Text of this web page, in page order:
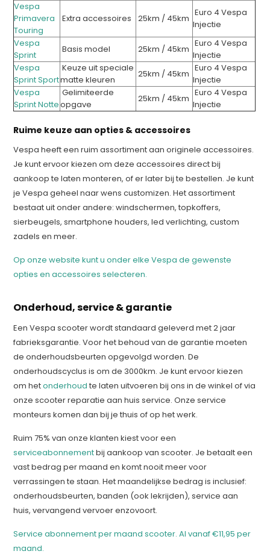
Vespa
Primavera
Touring
Extra accessoires 25km / 45km
Euro 4 Vespa
Injectie
Vespa
Sprint
Basis model 25km / 45km
Euro 4 Vespa
Injectie
Vespa
Sprint Sport
Keuze uit speciale
matte kleuren
25km / 45km
Euro 4 Vespa
Injectie
Vespa
Sprint Notte
Gelimiteerde
opgave
25km / 45km
Euro 4 Vespa
Injectie
Ruime keuze aan opties & accessoires
Vespa heeft een ruim assortiment aan originele accessoires.
Je kunt ervoor kiezen om deze accessoires direct bij
aankoop te laten monteren, of er later bij te bestellen. Je kunt
je Vespa geheel naar wens customizen. Het assortiment
bestaat uit onder andere: windschermen, topkoffers,
sierbeugels, smartphone houders, led verlichting, custom
zadels en meer.
Op onze website kunt u onder elke Vespa de gewenste
opties en accessoires selecteren.
Onderhoud, service & garantie
Een Vespa scooter wordt standaard geleverd met 2 jaar
fabrieksgarantie. Voor het behoud van de garantie moeten
de onderhoudsbeurten opgevolgd worden. De
onderhoudscyclus is om de 3000km. Je kunt ervoor kiezen
om hetonderhoud te laten uitvoeren bij ons in de winkel of via
onze scooter reparatie aan huis service. Onze service
monteurs komen dan bij je thuis of op het werk.
Ruim 75% van onze klanten kiest voor een
serviceabonnementbij aankoop van scooter. Je betaalt een
vast bedrag per maand en komt nooit meer voor
verrassingen te staan. Het maandelijkse bedrag is inclusief:
onderhoudsbeurten, banden (ook lekrijden), service aan
huis, vervangend vervoer enzovoort.
Service abonnement per maand scooter. Al vanaf €11,95 per
maand.